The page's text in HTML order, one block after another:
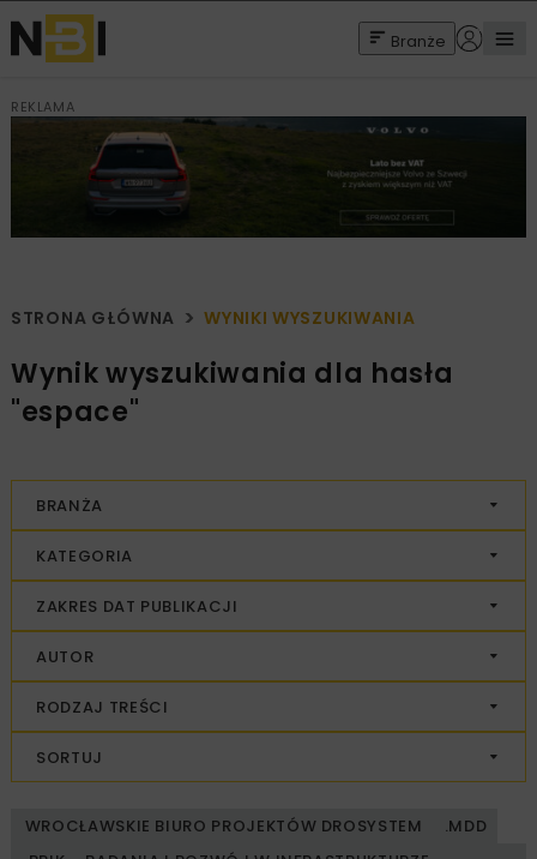
Branże
REKLAMA
STRONA GŁÓWNA WYNIKI WYSZUKIWANIA
Wynik wyszukiwania dla hasła
"espace"
BRANŻA
KATEGORIA
ZAKRES DAT PUBLIKACJI
AUTOR
RODZAJ TREŚCI
SORTUJ
WROCŁAWSKIE BIURO PROJEKTÓW DROSYSTEM
.MDD